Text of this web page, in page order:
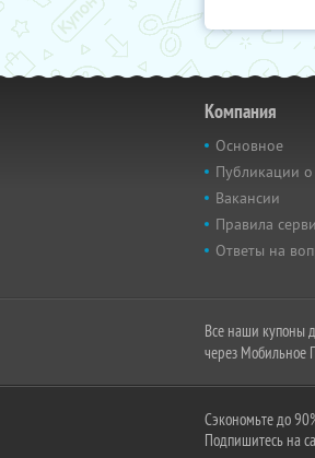
Компания
Основное
Публикации о
Вакансии
Правила
Ответы на
Все наши купоны
через Мобильное
Сэкономьте до
Подпишитесь на